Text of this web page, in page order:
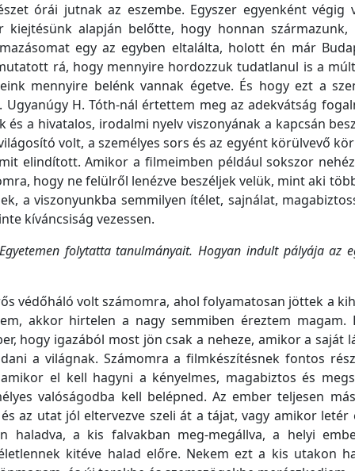
órái jutnak az eszembe. Egyszer egyenként végig
alapján belőtte, hogy honnan származunk,
egy az egyben eltalálta, holott én már
rá, hogy mennyire hordozzuk tudatlanul is a
mennyire belénk vannak égetve. És hogy ezt a
H. Tóth-nál értettem meg az adekvátság
a hivatalos, irodalmi nyelv viszonyának a kapcsán
volt, a személyes sors és az egyént körülvevő
elindított. Amikor a filmeimben például sokszor
hogy ne felülről lenézve beszéljek velük, mint aki
a viszonyunkba semmilyen ítélet, sajnálat,
kíváncsiság vezessen.
folytatta tanulmányait. Hogyan indult pályája az
védőháló volt számomra, ahol folyamatosan jöttek a
akkor hirtelen a nagy semmiben éreztem magam.
hogy igazából most jön csak a neheze, amikor a saját
a világnak. Számomra a filmkészítésnek fontos
el kell hagyni a kényelmes, magabiztos és
valóságodba kell belépned. Az ember teljesen
az utat jól eltervezve szeli át a tájat, vagy amikor letér
a kis falvakban meg-megállva, a helyi
kitéve halad előre. Nekem ezt a kis utakon